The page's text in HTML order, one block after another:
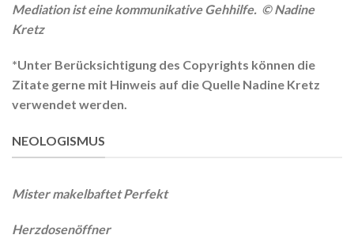
Mediation ist eine kommunikative Gehhilfe. © Nadine
Kretz
*Unter Berücksichtigung des Copyrights können die
Zitate gerne mit Hinweis auf die Quelle Nadine Kretz
verwendet werden.
NEOLOGISMUS
Mister makelbaftet Perfekt
Herzdosenöffner